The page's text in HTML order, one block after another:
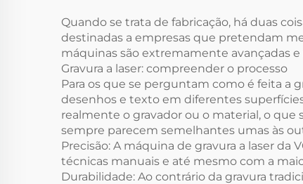
Quando se trata de fabricação, há duas
destinadas a empresas que pretendam
máquinas são extremamente avançadas
Gravura a laser: compreender o processo
Para os que se perguntam como é feita a
desenhos e texto em diferentes
realmente o gravador ou o material, o que
sempre parecem semelhantes umas às
Precisão: A máquina de gravura a laser
técnicas manuais e até mesmo com a
Durabilidade: Ao contrário da gravura